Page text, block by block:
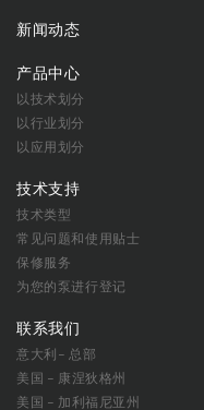
新闻动态
产品中心
以技术划分
以行业划分
以应用划分
技术支持
技术类型
常见问题和使用贴士
保修服务
为您的泵进行登记
联系我们
意大利– 总部
美国 – 康涅狄格州
美国 – 加利福尼亚州